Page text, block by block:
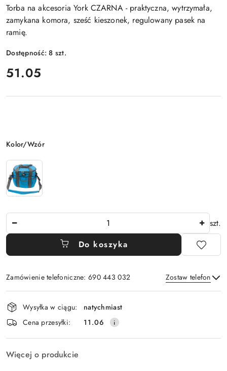
Torba na akcesoria York CZARNA - praktyczna, wytrzymała,
zamykana komora, sześć kieszonek, regulowany pasek na
ramię.
Dostępność:8 szt.
cena:
51.05
Wariant
Kolor/Wzór
szt.
Do koszyka
Zamówienie telefoniczne: 690 443 032 Zostaw telefon
Wyślij
Dostępność
i
dostawa
Wysyłka w ciągu:
natychmiast
Cena przesyłki:
11.06
Więcej o produkcie